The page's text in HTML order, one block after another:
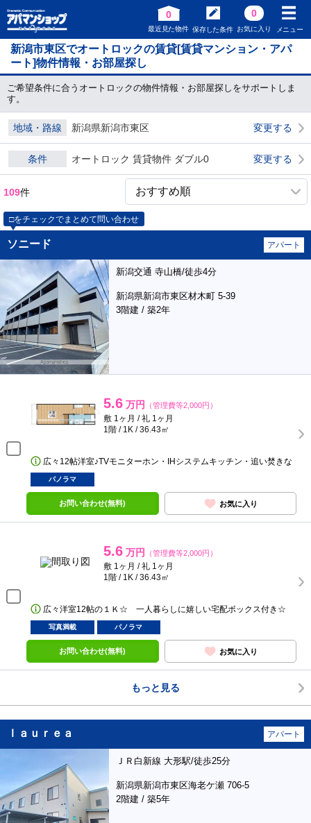
0
最近見た物件 保存した条件
0
お気に入り メニュー
新潟市東区でオートロックの賃貸[賃貸マンション・アパ
ート]物件情報・お部屋探し
ご希望条件に合うオートロックの物件情報・お部屋探しをサポートしま
す。
地域・路線 新潟県新潟市東区 変更する
条件 オートロック 賃貸物件 ダブル0 変更する
109件
□をチェックでまとめて問い合わせ
ソニード アパート
新潟交通 寺山橋/徒歩4分
新潟県新潟市東区材木町 5-39
3階建 / 築2年
5.6 万円 （管理費等2,000円）
敷 1ヶ月 / 礼 1ヶ月
1階 / 1K / 36.43㎡
広々12帖洋室♪TVモニターホン・IHシステムキッチン・追い焚きな
パノラマ
お問い合わせ(無料) お気に入り
5.6 万円 （管理費等2,000円）
敷 1ヶ月 / 礼 1ヶ月
1階 / 1K / 36.43㎡
広々洋室12帖の１Ｋ☆ 一人暮らしに嬉しい宅配ボックス付き☆
写真満載 パノラマ
お問い合わせ(無料) お気に入り
もっと見る
ｌａｕｒｅａ アパート
ＪＲ白新線 大形駅/徒歩25分
新潟県新潟市東区海老ケ瀬 706-5
2階建 / 築5年